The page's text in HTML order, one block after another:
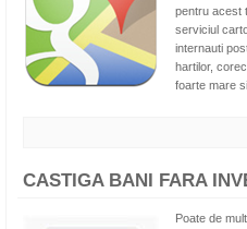
pentru acest
serviciul
internauti
hartilor,
foarte mare
CASTIGA BANI FARA
Poate de